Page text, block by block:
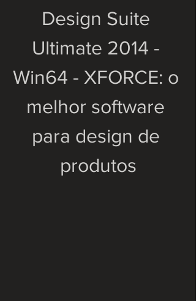
Design Suite
Ultimate 2014 -
Win64 - XFORCE: o
melhor software
para design de
produtos